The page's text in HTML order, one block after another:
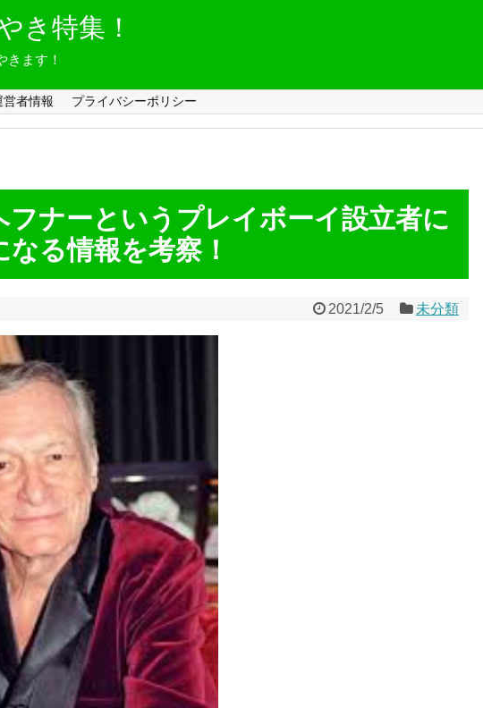
き特集！
きます！
営者情報 プライバシーポリシー
フナーというプレイボーイ設立者に
る情報を考察！
2021/2/5 未分類